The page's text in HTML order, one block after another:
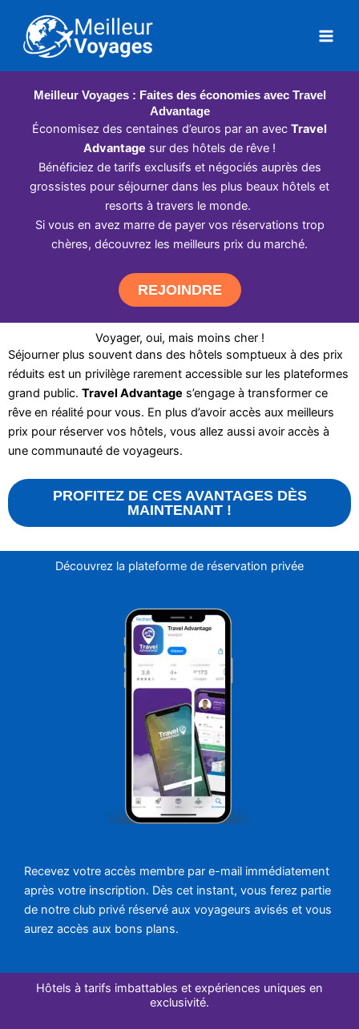
contenu
Meilleur Voyages : Faites des économies avec Travel
Advantage
Économisez des centaines d’euros par an avec Travel
Advantage sur des hôtels de rêve !
Bénéficiez de tarifs exclusifs et négociés auprès des
grossistes pour séjourner dans les plus beaux hôtels et
resorts à travers le monde.
Si vous en avez marre de payer vos réservations trop
chères, découvrez les meilleurs prix du marché.
REJOINDRE
Voyager, oui, mais moins cher !
Séjourner plus souvent dans des hôtels somptueux à des prix
réduits est un privilège rarement accessible sur les plateformes
grand public. Travel Advantage s’engage à transformer ce
rêve en réalité pour vous. En plus d’avoir accès aux meilleurs
prix pour réserver vos hôtels, vous allez aussi avoir accès à
une communauté de voyageurs.
PROFITEZ DE CES AVANTAGES DÈS
MAINTENANT !
Découvrez la plateforme de réservation privée
Recevez votre accès membre par e-mail immédiatement
après votre inscription. Dès cet instant, vous ferez partie
de notre club privé réservé aux voyageurs avisés et vous
aurez accès aux bons plans.
Hôtels à tarifs imbattables et expériences uniques en
exclusivité.